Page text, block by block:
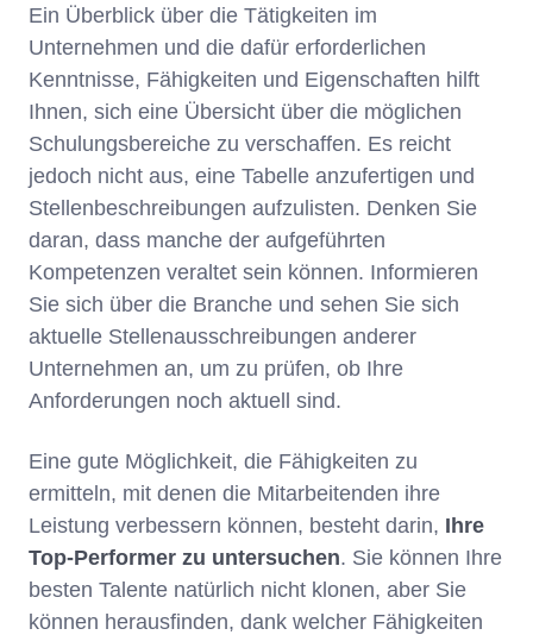
Ein Überblick über die Tätigkeiten im
Unternehmen und die dafür erforderlichen
Kenntnisse, Fähigkeiten und Eigenschaften hilft
Ihnen, sich eine Übersicht über die möglichen
Schulungsbereiche zu verschaffen. Es reicht
jedoch nicht aus, eine Tabelle anzufertigen und
Stellenbeschreibungen aufzulisten. Denken Sie
daran, dass manche der aufgeführten
Kompetenzen veraltet sein können. Informieren
Sie sich über die Branche und sehen Sie sich
aktuelle Stellenausschreibungen anderer
Unternehmen an, um zu prüfen, ob Ihre
Anforderungen noch aktuell sind.
Eine gute Möglichkeit, die Fähigkeiten zu
ermitteln, mit denen die Mitarbeitenden ihre
Leistung verbessern können, besteht darin, Ihre
Top-Performer zu untersuchen. Sie können Ihre
besten Talente natürlich nicht klonen, aber Sie
können herausfinden, dank welcher Fähigkeiten